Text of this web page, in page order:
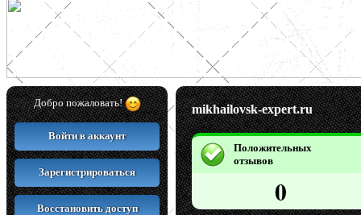
Добро пожаловать!
Войти в аккаунт
Зарегистрироваться
Восстановить доступ
mikhailovsk-expert.ru
Положительных
отзывов
0